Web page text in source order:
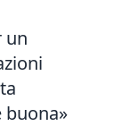
un
buona»